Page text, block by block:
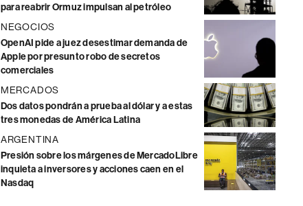
para reabrir Ormuz impulsan al petróleo
NEGOCIOS
OpenAI pide a juez desestimar demanda de
Apple por presunto robo de secretos
comerciales
MERCADOS
Dos datos pondrán a prueba al dólar y a estas
tres monedas de América Latina
ARGENTINA
Presión sobre los márgenes de MercadoLibre
inquieta a inversores y acciones caen en el
Nasdaq